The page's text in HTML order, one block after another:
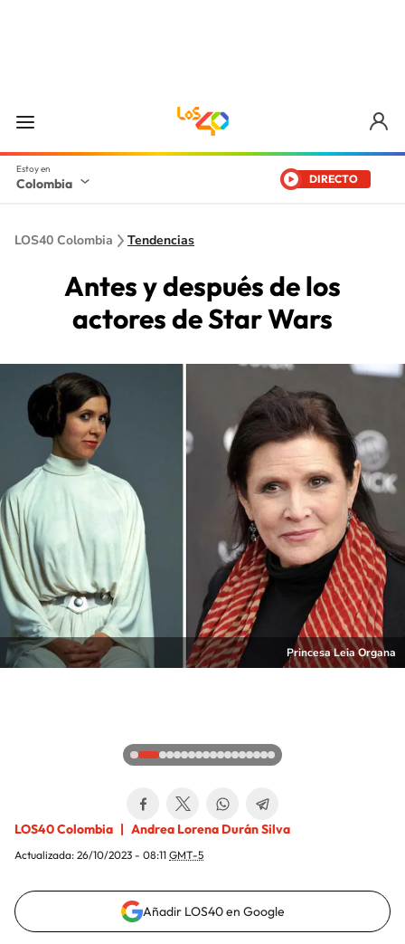
Colombia DIRECTO
LOS40 Colombia Tendencias
Antes y después de los
actores de Star Wars
Princesa Leia Organa
LOS40 Colombia Andrea Lorena Durán Silva
Actualizada: 26/10/2023 - 08:11 GMT-5
Añadir LOS40 en Google